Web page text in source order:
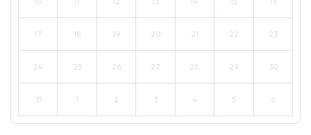
17 18 19 20 21 22 23
24 25 26 27 28 29 30
31 1 2 3 4 5 6